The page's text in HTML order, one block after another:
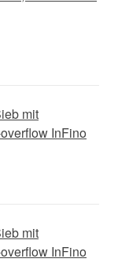
mit
InFino
mit
InFino